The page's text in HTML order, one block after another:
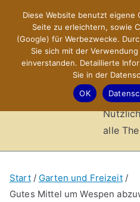
springen
X-
–
alle
Start
Garten und Freizeit
Gutes Mittel um Wespen
Diese Website benutzt eigene
Seite zu erleichtern, sowie
(Google) für Werbezwecke.
Sie sich mit der
einverstanden. Detaillierte
Sie in der
OK